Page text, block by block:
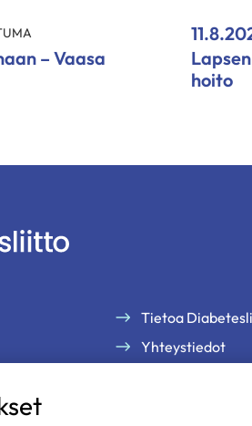
– Vaasa
hoito
9-13)
Tietoa
Yhteystiedot